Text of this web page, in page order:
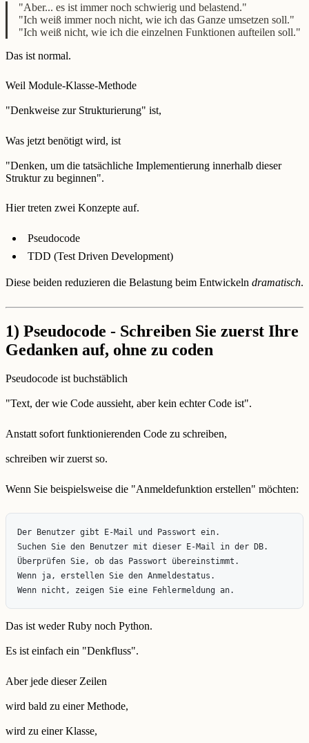
"Aber... es ist immer noch schwierig und belastend."
"Ich weiß immer noch nicht, wie ich das Ganze umsetzen soll."
"Ich weiß nicht, wie ich die einzelnen Funktionen aufteilen soll."
Das ist normal.
Weil Module-Klasse-Methode
"Denkweise zur Strukturierung" ist,
Was jetzt benötigt wird, ist
"Denken, um die tatsächliche Implementierung innerhalb dieser
Struktur zu beginnen".
Hier treten zwei Konzepte auf.
Pseudocode
TDD (Test Driven Development)
Diese beiden reduzieren die Belastung beim Entwickeln dramatisch.
1) Pseudocode - Schreiben Sie zuerst Ihre
Gedanken auf, ohne zu coden
Pseudocode ist buchstäblich
"Text, der wie Code aussieht, aber kein echter Code ist".
Anstatt sofort funktionierenden Code zu schreiben,
schreiben wir zuerst so.
Wenn Sie beispielsweise die "Anmeldefunktion erstellen" möchten:
Der Benutzer gibt E-Mail und Passwort ein.
Suchen Sie den Benutzer mit dieser E-Mail in der DB.
Überprüfen Sie, ob das Passwort übereinstimmt.
Wenn ja, erstellen Sie den Anmeldestatus.
Das ist weder Ruby noch Python.
Es ist einfach ein "Denkfluss".
Aber jede dieser Zeilen
wird bald zu einer Methode,
wird zu einer Klasse,